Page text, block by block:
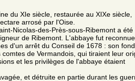
du XIe siècle, restaurée au XIXe siècle,
arrosé par l'Oise.
Nicolas-des-Près-sous-Ribemont a été
de Ribemont. L'abbaye fut
d'un arrêt du Conseil de 1678 : son
de Vermandois, qui tiraient leur
et les privilèges de l'abbaye étaient
et détruite en partie durant les